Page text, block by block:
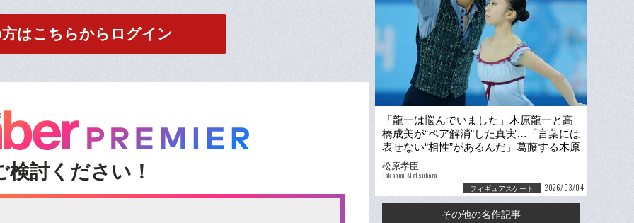
はこちらからログイン
検討ください！
「龍一は悩んでいました」木原龍一と高
橋成美が“ペア解消”した真実…「言葉には
表せない“相性”があるんだ」葛藤する木原
が三浦璃来と出会った日
松原孝臣
Takaomi Matsubara
フィギュアスケート 2026/03/04
その他の名作記事